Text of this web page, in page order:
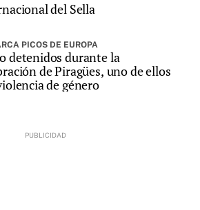
del Sella
PICOS DE EUROPA
detenidos durante la
de Piragües, uno de ellos
de género